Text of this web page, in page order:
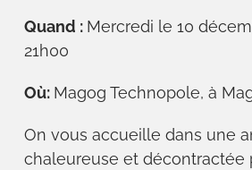
Quand : Mercredi le 10
21h00
Où: Magog Technopole, à
On vous accueille dans une
chaleureuse et décontractée